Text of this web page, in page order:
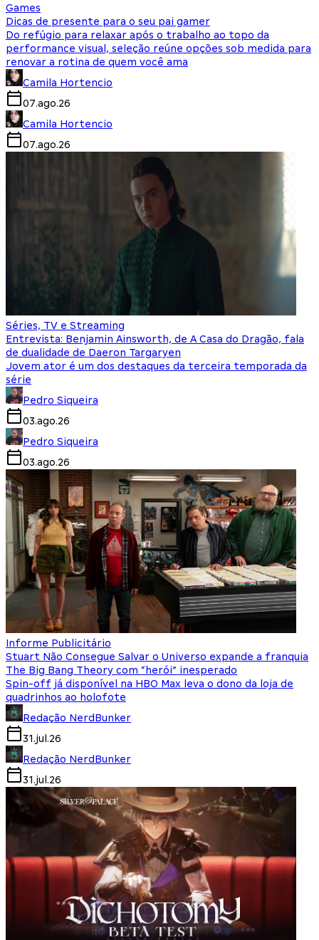
Games
Dicas de presente para o seu pai gamer
Do refúgio para relaxar após o trabalho ao topo da
performance visual, seleção reúne opções sob medida para
renovar a rotina de quem você ama
Camila Hortencio
07.ago.26
Camila Hortencio
07.ago.26
Séries, TV e Streaming
Entrevista: Benjamin Ainsworth, de A Casa do Dragão, fala
de dualidade de Daeron Targaryen
Jovem ator é um dos destaques da terceira temporada da
série
Pedro Siqueira
03.ago.26
Pedro Siqueira
03.ago.26
Informe Publicitário
Stuart Não Consegue Salvar o Universo expande a franquia
The Big Bang Theory com “herói” inesperado
Spin-off já disponível na HBO Max leva o dono da loja de
quadrinhos ao holofote
Redação NerdBunker
31.jul.26
Redação NerdBunker
31.jul.26